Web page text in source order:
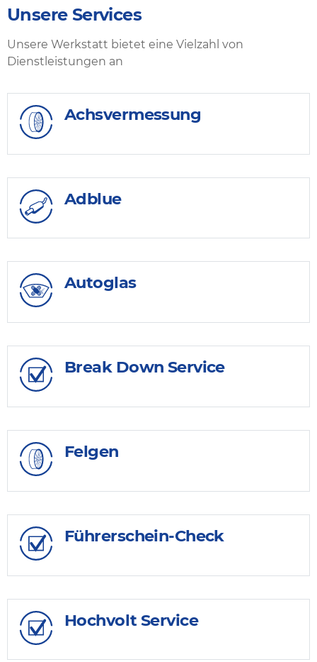
Unsere Services
Unsere Werkstatt bietet eine Vielzahl von
Dienstleistungen an
Achsvermessung
Adblue
Autoglas
Break Down Service
Felgen
Führerschein-Check
Hochvolt Service